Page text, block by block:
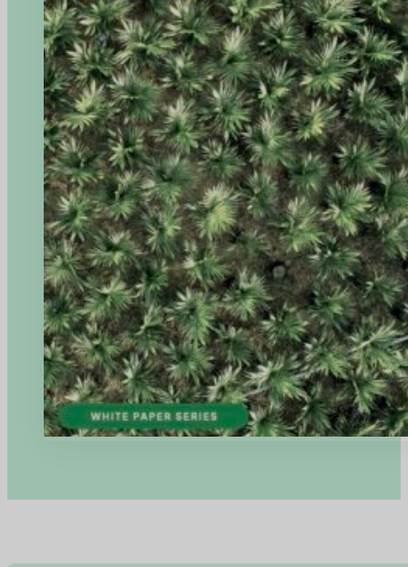
Bermitra dengan Para Ahli: Mengintegrasikan Keberlanjutan
Manfaatkan konsultasi ahli untuk menanamkan prinsip-prinsip
mudah dengan Platform Cultivate-Agri